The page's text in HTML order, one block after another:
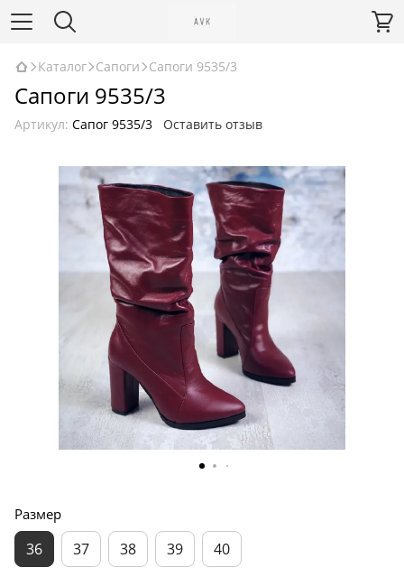
Каталог Сапоги Сапоги 9535/3
Сапоги 9535/3
Артикул: Сапог 9535/3 Оставить отзыв
Размер
36 37 38 39 40